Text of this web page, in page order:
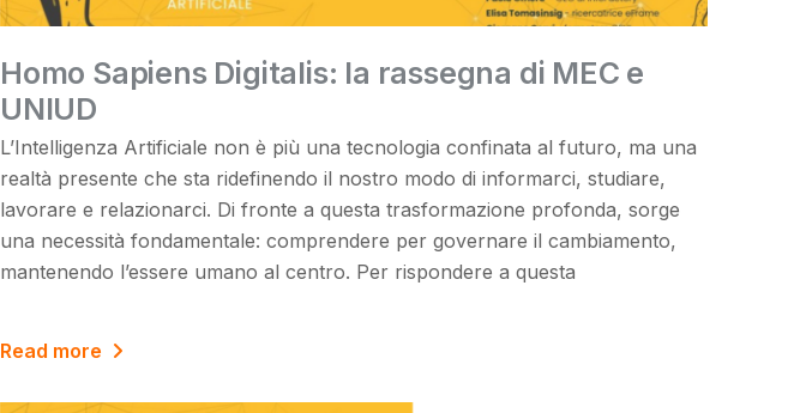
Homo Sapiens Digitalis: la rassegna di MEC e
UNIUD
L’Intelligenza Artificiale non è più una tecnologia confinata al futuro, ma una
realtà presente che sta ridefinendo il nostro modo di informarci, studiare,
lavorare e relazionarci. Di fronte a questa trasformazione profonda, sorge
una necessità fondamentale: comprendere per governare il cambiamento,
mantenendo l’essere umano al centro. Per rispondere a questa
Read more